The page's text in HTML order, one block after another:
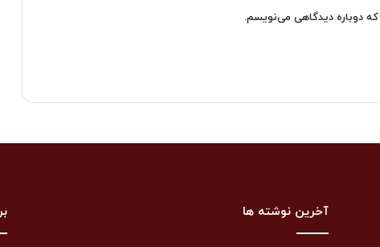
که دوباره دیدگاهی می‌نویسم.
آخرین نوشته ها